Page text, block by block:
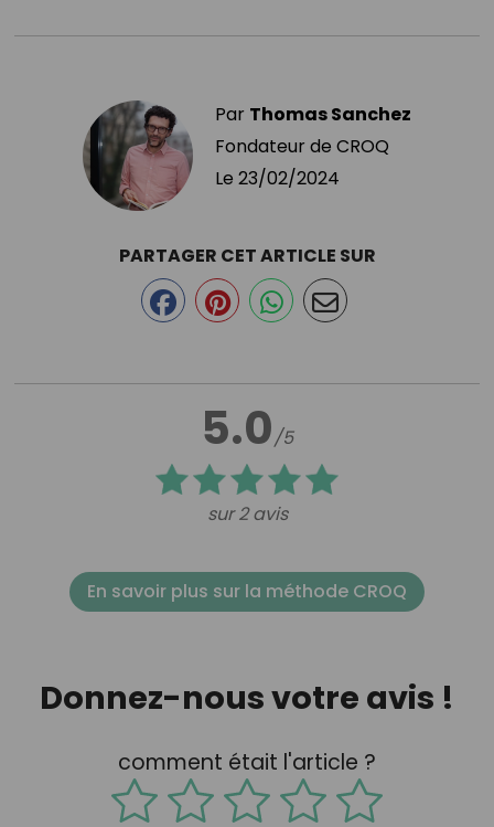
Par Thomas Sanchez
Fondateur de CROQ
Le 23/02/2024
5.0/5
sur 2 avis
PARTAGER CET ARTICLE SUR
En savoir plus sur la méthode CROQ
Donnez-nous votre avis !
comment était l'article ?